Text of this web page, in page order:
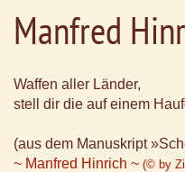
Manfred
Waffen aller Länder,
stell dir die auf einem
(aus dem Manuskript
~ Manfred Hinrich ~ (© by